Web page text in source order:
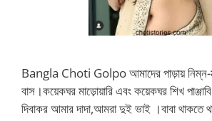
Bangla Choti Golpo আমাদের পাড়ায় নিম্ন-
বাস।কয়েকঘর মাড়োয়ারি এবং কয়েকঘর শিখ
দিবাকর আমার দাদা,আমরা দুই ভাই ।বাবা থাকতে